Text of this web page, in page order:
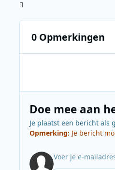
0 Opmerkingen
Doe mee aan
Je plaatst een bericht als
Opmerking: Je bericht